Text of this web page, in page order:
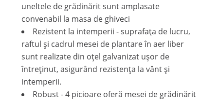
uneltele de grădinărit sunt amplasate
convenabil la masa de ghiveci
Rezistent la intemperii - suprafața de lucru,
raftul și cadrul mesei de plantare în aer liber
sunt realizate din oțel galvanizat ușor de
întreținut, asigurând rezistența la vânt și
intemperii.
Robust - 4 picioare oferă mesei de grădinărit